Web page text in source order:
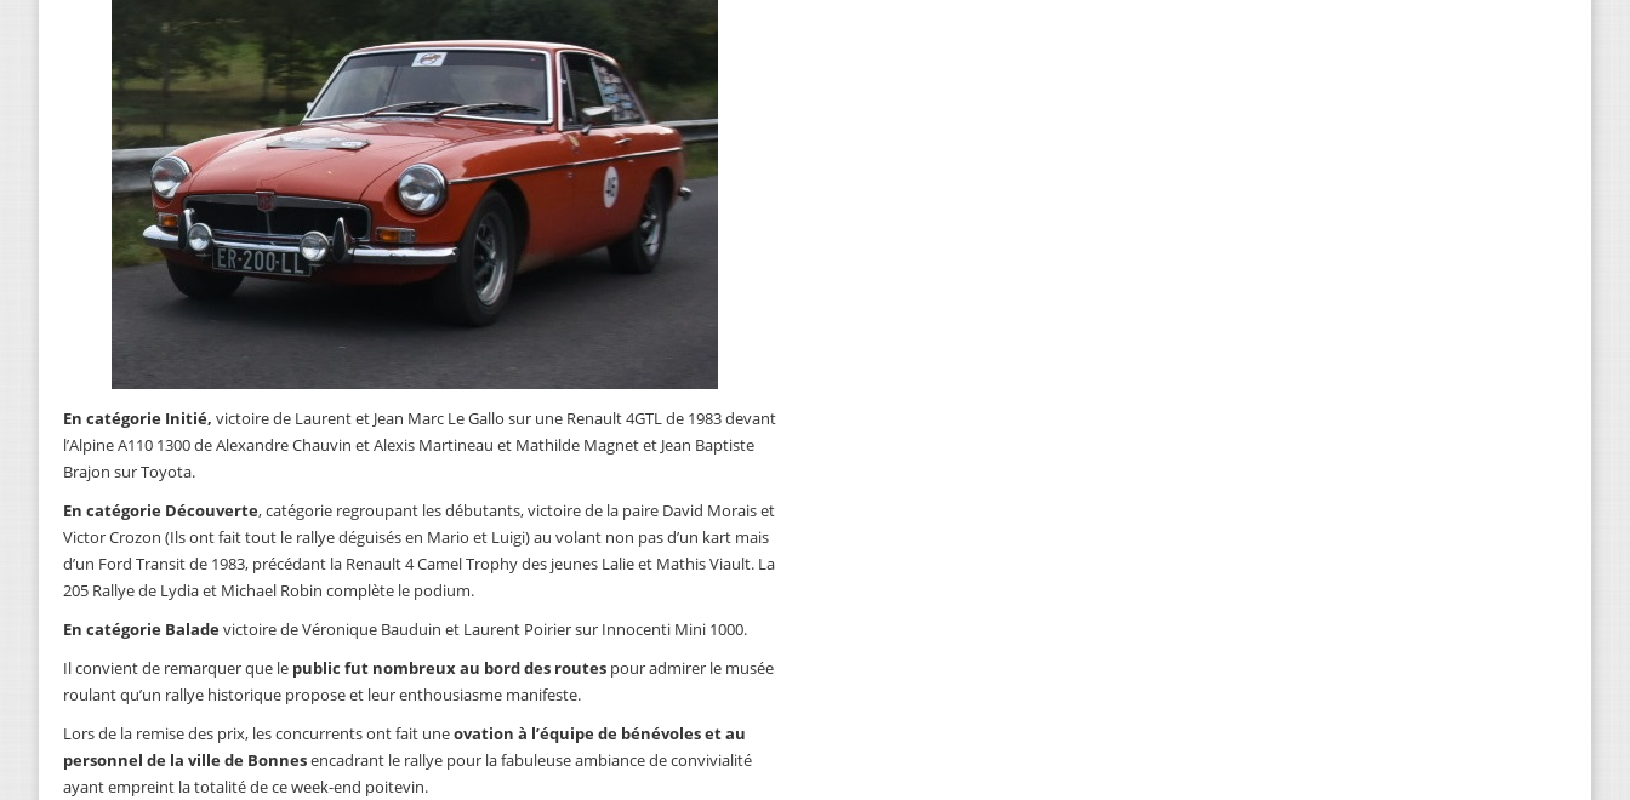
En catégorie Initié, victoire de Laurent et Jean Marc Le Gallo sur une Renault 4GTL de 1983 devant
l’Alpine A110 1300 de Alexandre Chauvin et Alexis Martineau et Mathilde Magnet et Jean Baptiste
Brajon sur Toyota.
En catégorie Découverte, catégorie regroupant les débutants, victoire de la paire David Morais et
Victor Crozon (Ils ont fait tout le rallye déguisés en Mario et Luigi) au volant non pas d’un kart mais
d’un Ford Transit de 1983, précédant la Renault 4 Camel Trophy des jeunes Lalie et Mathis Viault. La
205 Rallye de Lydia et Michael Robin complète le podium.
En catégorie Baladevictoire de Véronique Bauduin et Laurent Poirier sur Innocenti Mini 1000.
Il convient de remarquer que le public fut nombreux au bord des routes pour admirer le musée
roulant qu’un rallye historique propose et leur enthousiasme manifeste.
Lors de la remise des prix, les concurrents ont fait uneovation à l’équipe de bénévoles et au
personnel de la ville de Bonnesencadrant le rallye pour la fabuleuse ambiance de convivialité
ayant empreint la totalité de ce week-end poitevin.